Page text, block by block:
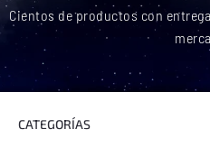
Cientos de productos con
CATEGORÍAS